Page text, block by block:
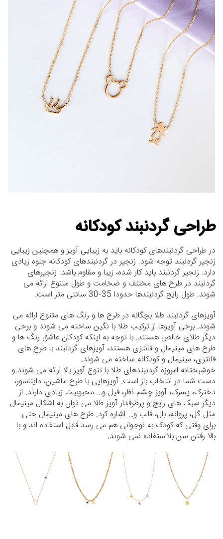
طراحی گردنبند کودکانه
در طراحی گردنبندهای کودکانه باید به زیبایی آویز و همچنین زیبایی
زنجیر گردنبند توجه شود. زنجیر در گردنبندهای کودکانه جلوه زیادی
دارد. زنجیر گردنبند باید کار شده، زیبا و مقاوم باشد. زنجیرهای
گردنبند در طرح های مختلف و ضخامت و طول متنوع ارائه می
شوند. طول رایج گردنبندها حدودا 35-30 سانتی متر است.
آویزهای گردنبند طلا بچگانه در طرح ها و رنگ های متنوع ارائه می
شوند. برخی آویزها از ترکیب طلا با نگین ساخته می شوند و برخی
دیگر طلای خالص هستند. با توجه به اینکه کودکان عاشق رنگ ها و
طرح های مینیمال و فانتزی هستند، آویزهای گردنبند با طرح های
فانتزی، مینیمال و کودکانه ساخته می شوند.
خوشبختانه امروزه گردنبندهای طلا با تنوع آویز بالا ارائه می شوند و
دست شما در انتخاب باز است. آویزهایی با طرح ماشین، دایناسور،
دخترک، پسرک، آویز چشم نظر، فیل و… محبوبیت زیادی دارند. از
دیگر سبک های رایج و پرطرفدار آویز طلا می توان به اشکال مینیمال
مثل گل، پروانه، بال، قلب و… اشاره کرد. طرح های مینیمال حتی
برای وقتی که کودک به نوجوانی هم می رسد قابل استفاده اند و با
بالا رفتن سن بلااستفاده نمی شوند.